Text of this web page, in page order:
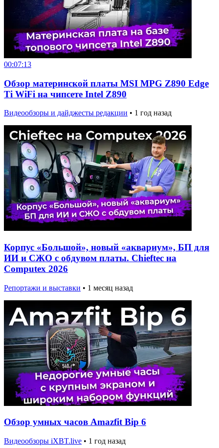
00:07:13
Обзор материнской платы MSI MPG Z890 Edge
Ti WiFi на чипсете Intel Z890
Видеообзоры и дайджесты редакции • 1 год назад
Корпус «Большой», новый «аквариум», БП для
ИИ и СЖО с обдувом платы. Chieftec на
Computex 2026
Репортажи и выставки • 1 месяц назад
Обзор умных часов Amazfit Bip 6
Видеообзоры iXBT.live • 1 год назад